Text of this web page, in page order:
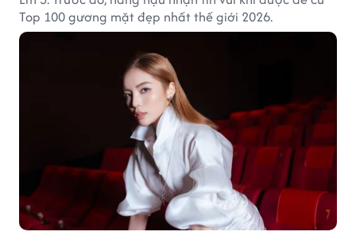
Top 100 gương mặt đẹp nhất thế giới 2026.